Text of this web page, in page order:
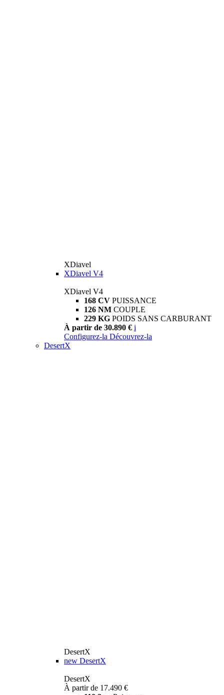
XDiavel
XDiavel V4
XDiavel V4
168 CV PUISSANCE
126 NM COUPLE
229 KG POIDS SANS CARBURANT
À partir de 30.890 € i
Configurez-la Découvrez-la
DesertX
DesertX
new DesertX
DesertX
À partir de 17.490 €